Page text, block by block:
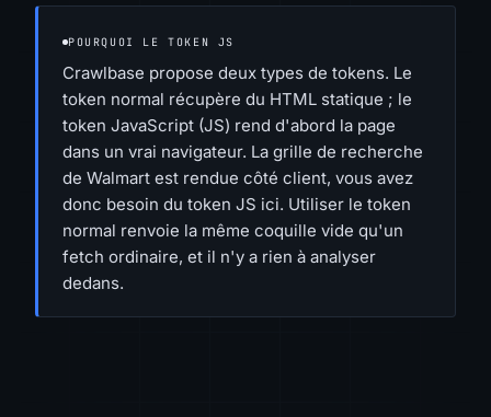
POURQUOI LE TOKEN JS
Crawlbase propose deux types de tokens. Le
token normal récupère du HTML statique ; le
token JavaScript (JS) rend d'abord la page
dans un vrai navigateur. La grille de recherche
de Walmart est rendue côté client, vous avez
donc besoin du token JS ici. Utiliser le token
normal renvoie la même coquille vide qu'un
fetch ordinaire, et il n'y a rien à analyser
dedans.